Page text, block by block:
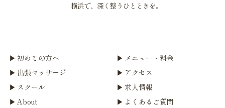
横浜で、深く整うひとときを。
初めての方へ
メニュー・料金
出張マッサージ
アクセス
スクール
求人情報
About
よくあるご質問